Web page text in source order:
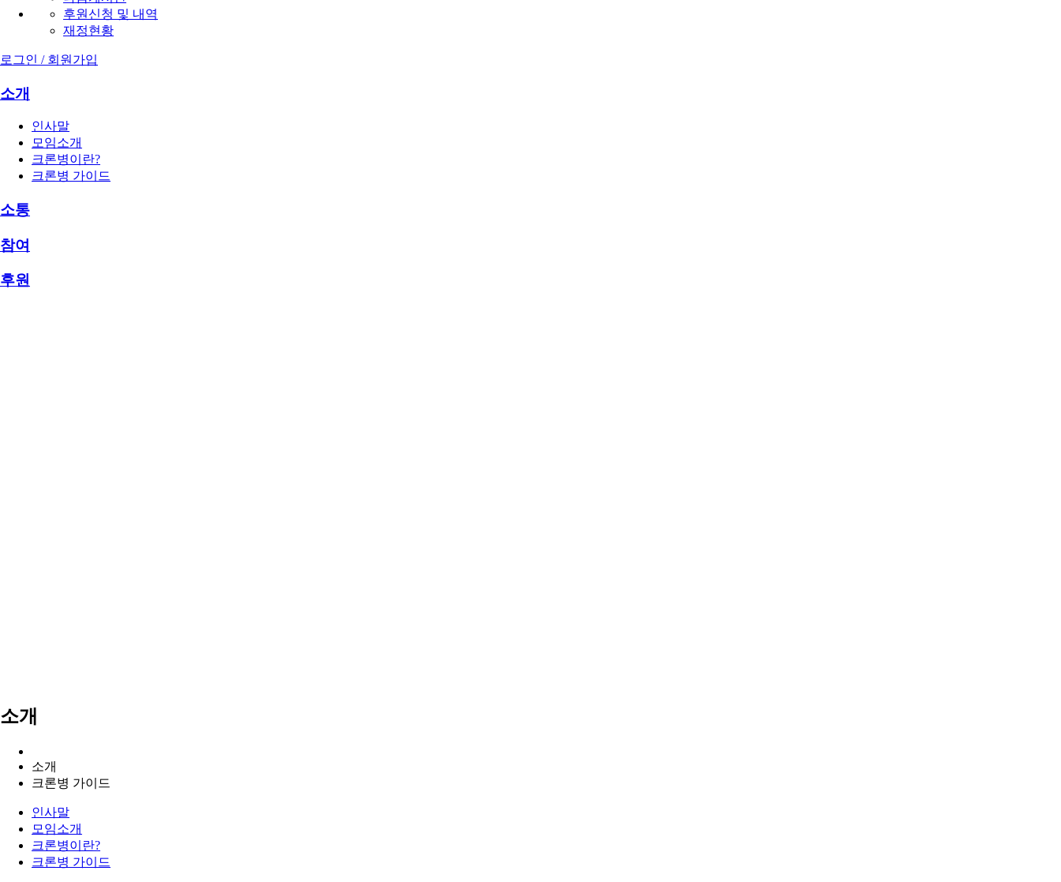
후원신청 및 내역
재정현황
로그인 / 회원가입
소개
인사말
모임소개
크론병이란?
크론병 가이드
소통
참여
후원
소개
소개
크론병 가이드
인사말
모임소개
크론병이란?
크론병 가이드